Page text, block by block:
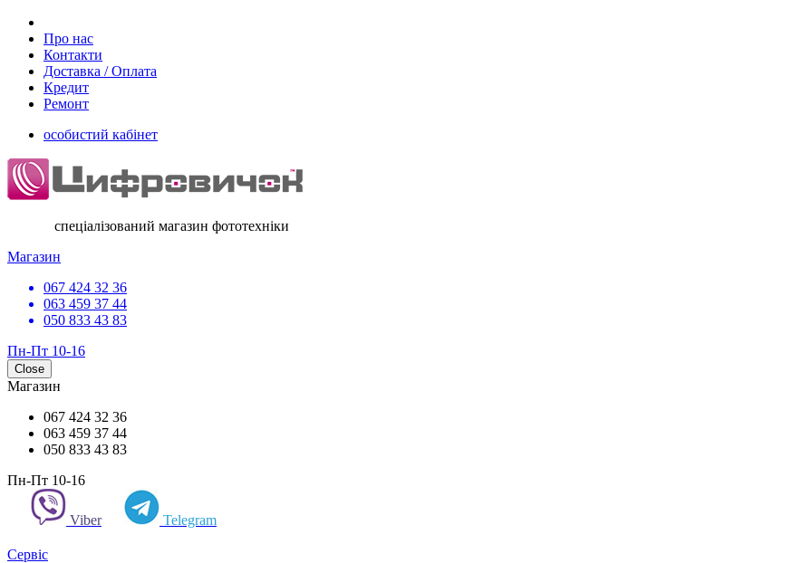
Про нас
Контакти
Доставка / Оплата
Кредит
Ремонт
особистий кабінет
спеціалізований магазин фототехніки
Магазин
067 424 32 36
063 459 37 44
050 833 43 83
Пн-Пт 10-16
Close
Магазин
067 424 32 36
063 459 37 44
050 833 43 83
Пн-Пт 10-16
Viber Telegram
Сервіс